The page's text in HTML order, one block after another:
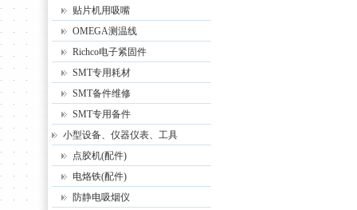
贴片机用吸嘴
OMEGA测温线
Richco电子紧固件
SMT专用耗材
SMT备件维修
SMT专用备件
小型设备、仪器仪表、工具
点胶机(配件)
电烙铁(配件)
防静电吸烟仪